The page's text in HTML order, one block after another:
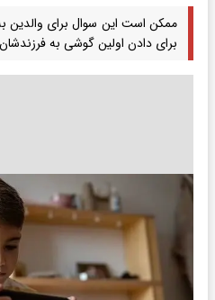
ممکن است این سوال برای والدین
برای دادن اولین گوشی به